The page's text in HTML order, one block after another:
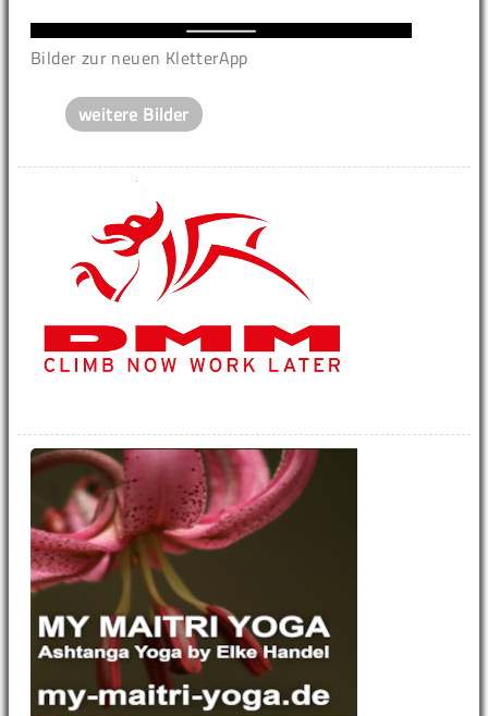
Bilder zur neuen KletterApp
weitere Bilder